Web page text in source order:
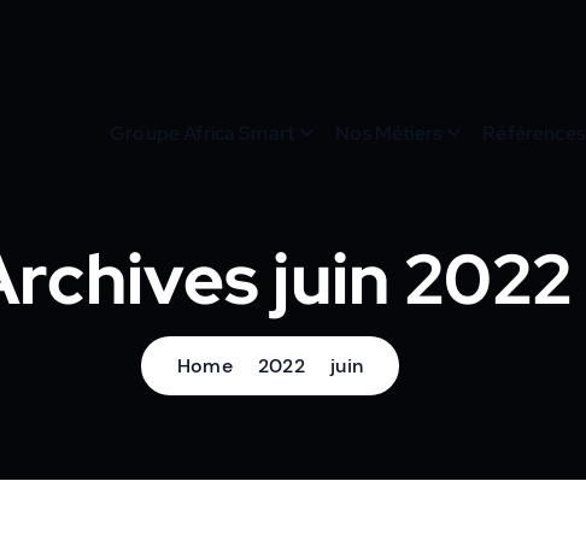
Groupe Africa Smart Nos Métiers Références
juin 2022
Home 2022 juin